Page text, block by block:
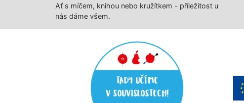
Ať s míčem, knihou nebo kružítkem - příležitost u
nás dáme všem.